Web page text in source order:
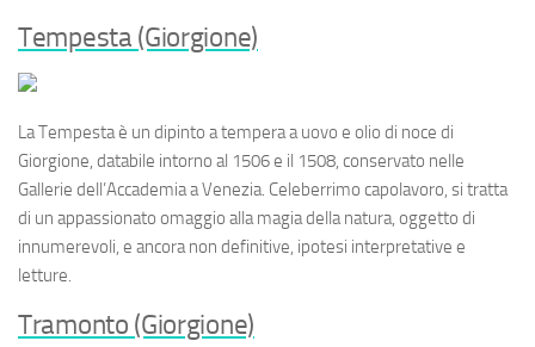
Tempesta (Giorgione)
LaTempestaè un dipinto a tempera a uovo e olio di noce di
Giorgione, databile intorno al 1506 e il 1508, conservato nelle
Gallerie dell’Accademia a Venezia. Celeberrimo capolavoro, si tratta
di un appassionato omaggio alla magia della natura, oggetto di
innumerevoli, e ancora non definitive, ipotesi interpretative e
letture.
Tramonto (Giorgione)